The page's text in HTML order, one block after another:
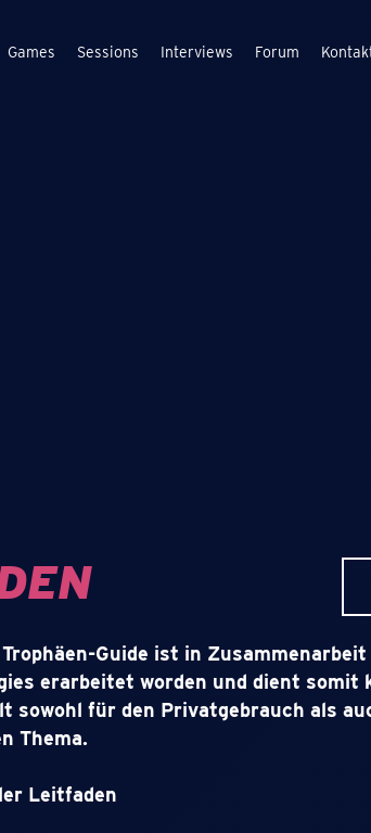
Games Sessions Interviews Forum
Guide ist in
erarbeitet worden und dient
sowohl für den Privatgebrauch als
Thema.
Leitfaden